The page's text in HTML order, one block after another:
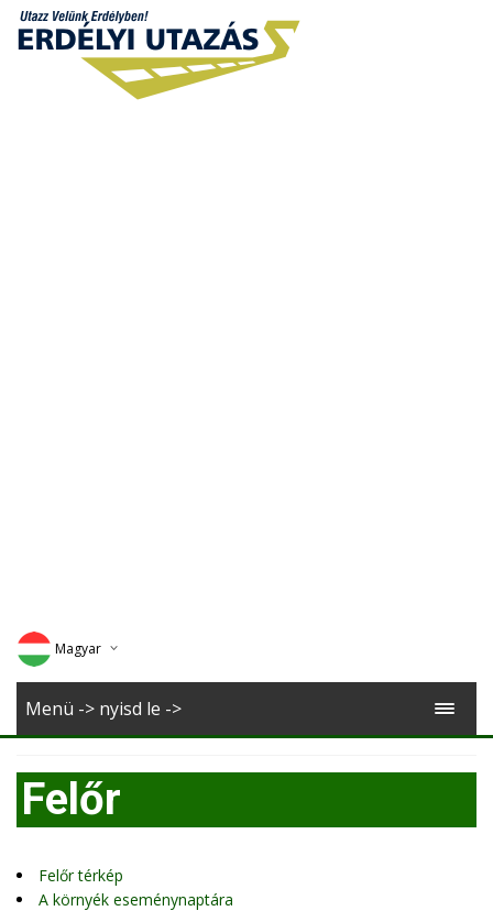
Magyar
Deutsch
Romana
Menü -> nyisd le ->
Felőr
Felőr térkép
A környék eseménynaptára